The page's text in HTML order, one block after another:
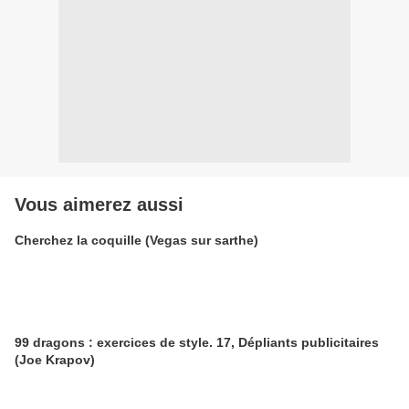
Vous aimerez aussi
Cherchez la coquille (Vegas sur sarthe)
99 dragons : exercices de style. 17, Dépliants publicitaires
(Joe Krapov)